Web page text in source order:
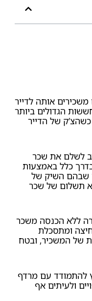
אותה לדייר
הגדולים ביותר
של הדייר
לשלם את שכר
כלל באמצעות
שבהם השיק של
תשלום של שכר
ללא הכנסה משכר
ומתסכלת
של המשכיר, ובטח
להתמודד עם מרדף
ולעיתים אף